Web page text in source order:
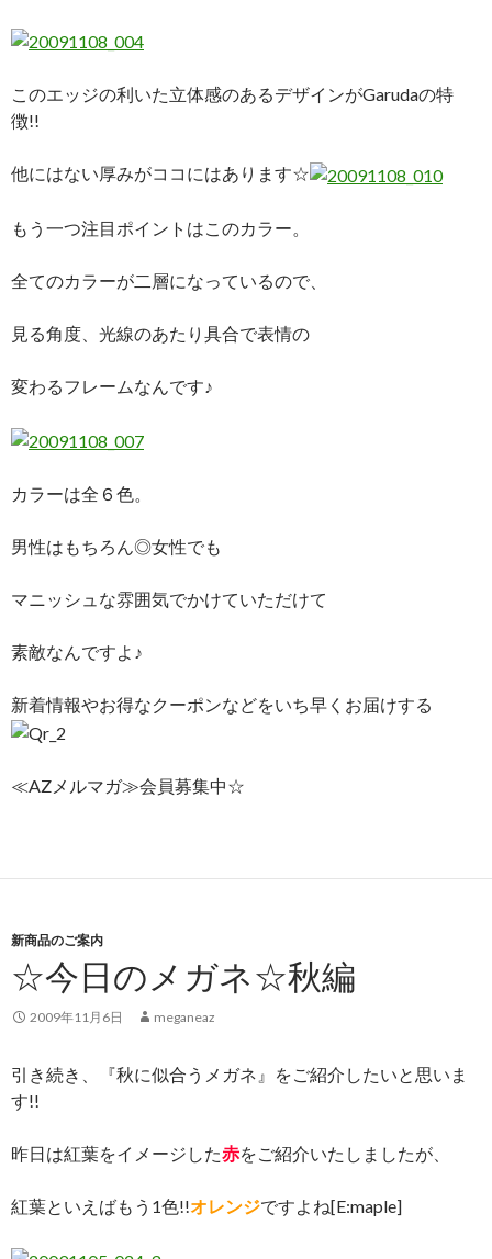
このエッジの利いた立体感のあるデザインがGarudaの特
徴!!
他にはない厚みがココにはあります☆
もう一つ注目ポイントはこのカラー。
全てのカラーが二層になっているので、
見る角度、光線のあたり具合で表情の
変わるフレームなんです♪
カラーは全６色。
男性はもちろん◎女性でも
マニッシュな雰囲気でかけていただけて
素敵なんですよ♪
新着情報やお得なクーポンなどをいち早くお届けする
≪AZメルマガ≫会員募集中☆
新商品のご案内
☆今日のメガネ☆秋編
2009年11月6日 meganeaz
引き続き、『秋に似合うメガネ』をご紹介したいと思いま
す!!
昨日は紅葉をイメージした赤をご紹介いたしましたが、
紅葉といえばもう1色!!オレンジですよね[E:maple]